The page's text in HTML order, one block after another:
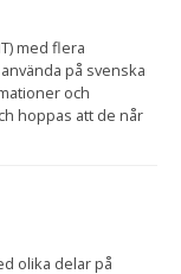
med flera
på svenska
och
hoppas att de når
olika delar på